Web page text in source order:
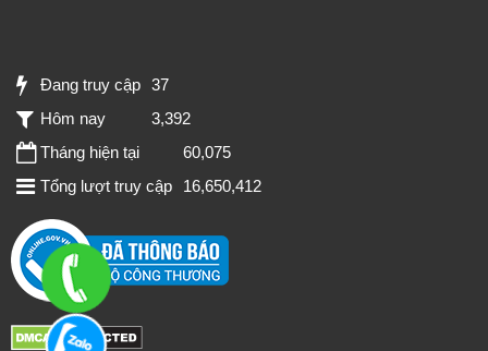
Đang truy cập 37
Hôm nay
3,392
Tháng hiện tại
60,075
Tổng lượt truy cập
16,650,412